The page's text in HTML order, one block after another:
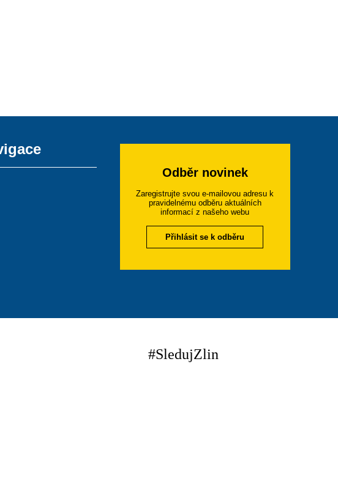
Odběr novinek
Zaregistrujte svou e-mailovou adresu k
pravidelnému odběru aktuálních
informací z našeho webu
Přihlásit se k odběru
#SledujZlin